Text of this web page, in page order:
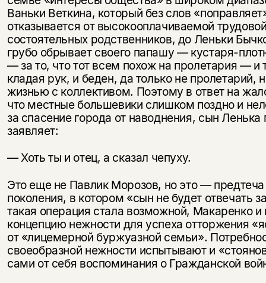
Ваньки Веткина, который без слов
отказывается от высокооплачиваемой
состоятельных родственников, до Леньки
грубо обрывает своего папашу — кустаря-
— за то, что тот всем похож на пролетария — и
кладая рук, и беден, да только не пролетарий,
жизнью с коллективом. Поэтому в ответ на
что местные большевики слишком поздно и
за спасение города от наводнения, сын Ленька
заявляет:
— Хоть ты и отец, а сказал чепуху.
Это еще не Павлик Морозов, но это — предтеча
поколения, в кото­ром «сын не будет отвечать
такая операция стала возможной, Макаренко и
концепцию нежности для успеха отторжения
от «лицемерной буржуазной семьи».
своеобраз­ной нежности испытывают и
сами от себя воспоми­нания о Гражданской